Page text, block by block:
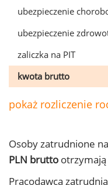
ubezpieczenie
ubezpieczenie
zaliczka na PIT
kwota brutto
pokaż rozliczenie
Osoby zatrudnione
PLN brutto
Pracodawca